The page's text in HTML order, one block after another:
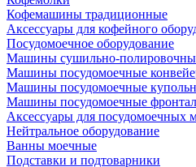
Кофемашины традиционные
Аксессуары для кофейного
Посудомоечное оборудование
Машины сушильно-
Машины посудомоечные
Машины посудомоечные
Машины посудомоечные
Аксессуары для посудомоечных
Нейтральное оборудование
Ванны моечные
Подставки и подтоварники